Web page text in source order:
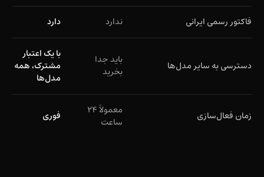
فاکتور رسمی ایرانی ندارد دارد
دسترسی به سایر مدل‌ها
باید جدا
بخرید
با یک اعتبار
مشترک، همه
مدل‌ها
زمان فعال‌سازی
معمولاً ۲۴
ساعت
فوری